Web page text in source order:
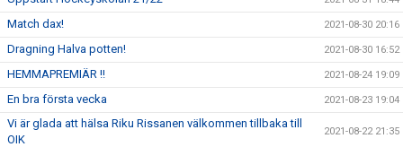
Match dax! 2021-08-30 20:16
Dragning Halva potten! 2021-08-30 16:52
HEMMAPREMIÄR !! 2021-08-24 19:09
En bra första vecka 2021-08-23 19:04
Vi är glada att hälsa Riku Rissanen välkommen tillbaka till
OIK
2021-08-22 21:35